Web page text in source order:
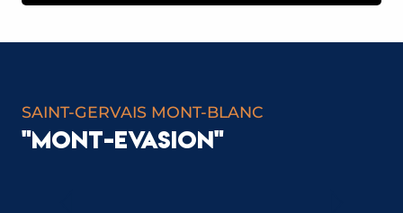
SAINT-GERVAIS MONT-BLANC
"MONT-EVASION"